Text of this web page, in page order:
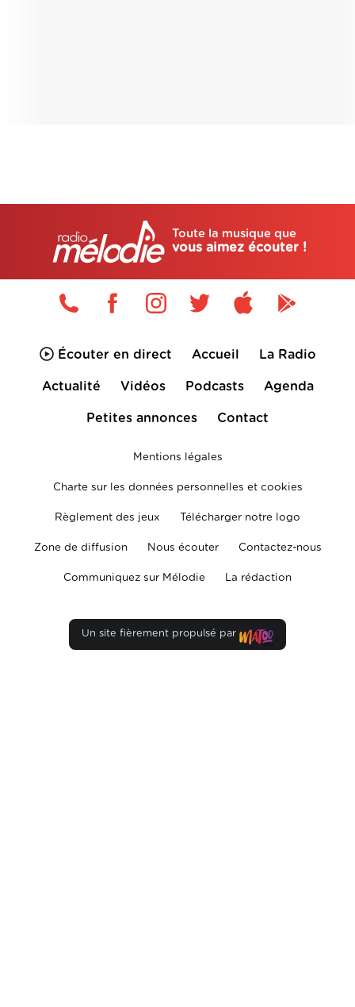
Toute la musique que
vous aimez écouter !
Écouter en direct Accueil La Radio
Actualité Vidéos Podcasts Agenda
Petites annonces Contact
Mentions légales
Charte sur les données personnelles et cookies
Règlement des jeux Télécharger notre logo
Zone de diffusion Nous écouter Contactez-nous
Communiquez sur Mélodie La rédaction
Un site fièrement propulsé par